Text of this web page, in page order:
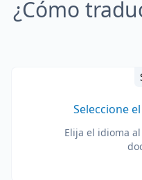
¿Cómo
Seleccione
Elija el idioma